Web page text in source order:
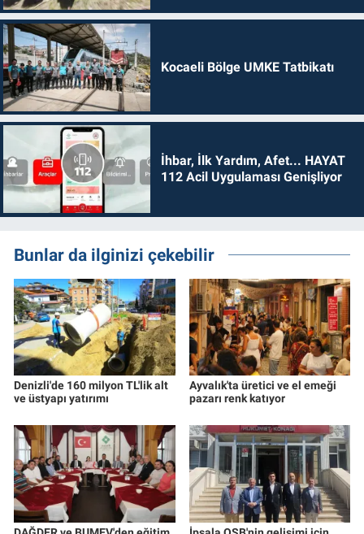
Kocaeli Bölge UMKE Tatbikatı
İhbar, İlk Yardım, Afet... HAYAT
112 Acil Uygulaması Genişliyor
Bunlar da ilginizi çekebilir
Denizli'de 160 milyon TL'lik alt
ve üstyapı yatırımı
Ayvalık'ta üretici ve el emeği
pazarı renk katıyor